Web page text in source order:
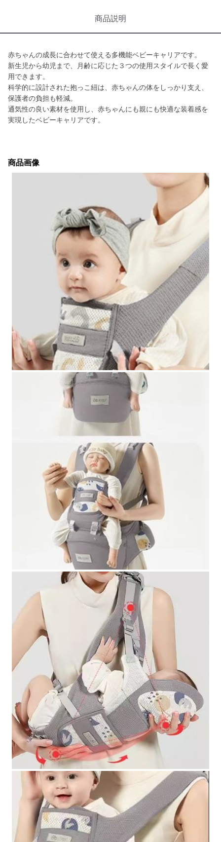
商品説明
赤ちゃんの成長に合わせて使える多機能ベビーキャリアです。
新生児から幼児まで、月齢に応じた３つの使用スタイルで長く愛
用できます。
科学的に設計された抱っこ紐は、赤ちゃんの体をしっかり支え、
保護者の負担も軽減。
通気性の良い素材を使用し、赤ちゃんにも親にも快適な装着感を
実現したベビーキャリアです。
商品画像